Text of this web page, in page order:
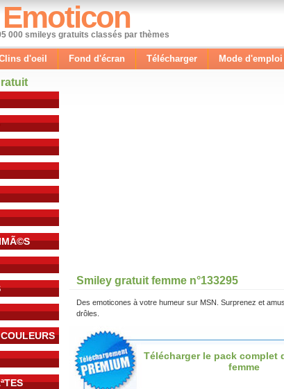
Emoticon
000 smileys gratuits classés par thèmes
d'oeil Fond d'écran Télécharger Mode d'emploi
Smiley gratuit femme n°133295
Des emoticones à votre humeur sur MSN. Surprenez et
drôles.
Télécharger le pack complet
femme